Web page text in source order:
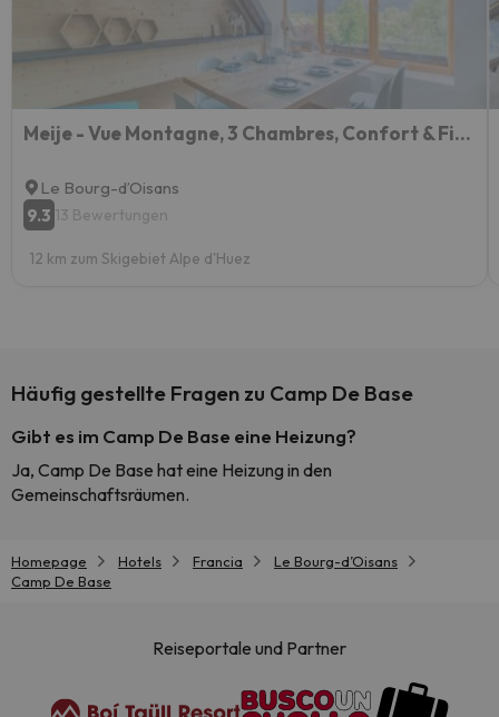
Meije - Vue Montagne, 3 Chambres, Confort & Fibre
Le Bourg-dʼOisans
9.3 13 Bewertungen
12 km zum Skigebiet Alpe d'Huez
Häufig gestellte Fragen zu Camp De Base
Gibt es im Camp De Base eine Heizung?
Ja, Camp De Base hat eine Heizung in den
Gemeinschaftsräumen.
Homepage Hotels Francia
Le Bourg-dʼOisans
Camp De Base
Reiseportale und Partner